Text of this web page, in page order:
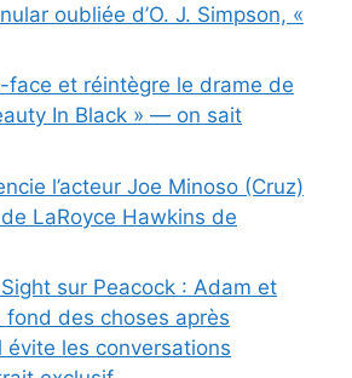
oubliée d’O. J. Simpson, «
et réintègre le drame de
In Black » — on sait
l’acteur Joe Minoso (Cruz)
LaRoyce Hawkins de
sur Peacock : Adam et
fond des choses après
évite les conversations